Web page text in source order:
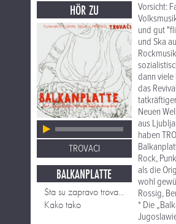
HÖR ZU
TROVACI
BALKANPLATTE
Sta su zapravo trovaci?
Kako tako
Vorsicht:
und gut
und Ska
dann
das
Neuen
aus
haben
Rock,
als die
wohl
Rossig,
* Die